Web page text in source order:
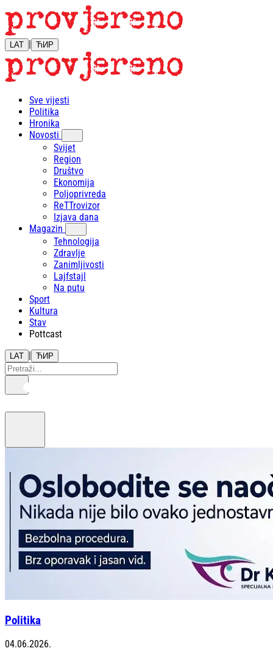
LAT | ЋИР
Sve vijesti
Politika
Hronika
Novosti
Svijet
Region
Društvo
Ekonomija
Poljoprivreda
ReTTrovizor
Izjava dana
Magazin
Tehnologija
Zdravlje
Zanimljivosti
Lajfstajl
Na putu
Sport
Kultura
Stav
Pottcast
LAT | ЋИР
Politika
04.06.2026.